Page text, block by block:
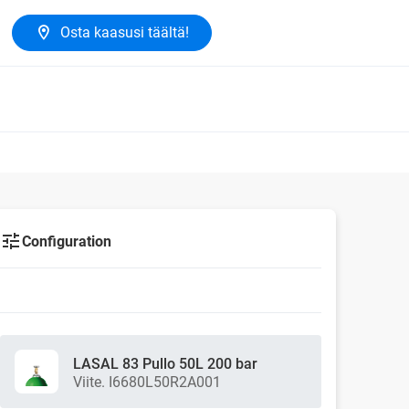
Osta kaasusi täältä!
Configuration
LASAL 83 Pullo 50L 200 bar
Viite. I6680L50R2A001